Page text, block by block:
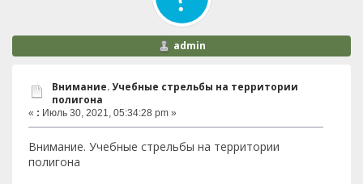
admin
Внимание. Учебные стрельбы на территории
полигона
« : Июль 30, 2021, 05:34:28 pm »
Внимание. Учебные стрельбы на территории
полигона